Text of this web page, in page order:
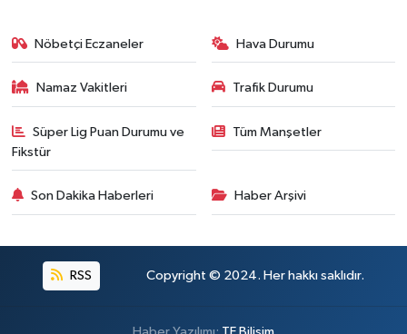
Nöbetçi Eczaneler Hava Durumu
Namaz Vakitleri Trafik Durumu
Süper Lig Puan Durumu ve
Fikstür
Tüm Manşetler
Son Dakika Haberleri Haber Arşivi
RSS Copyright © 2024. Her hakkı saklıdır.